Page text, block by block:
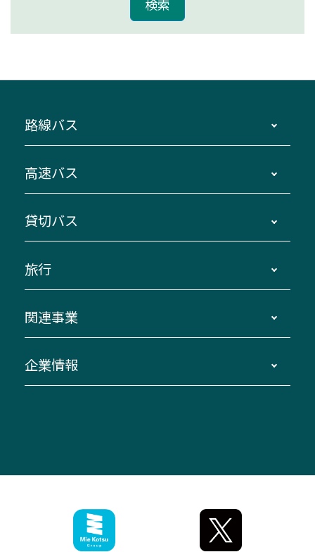
路線バス
主要停留所案内図・時刻表
路線バスのご利用方法
三重交通接近情報バスロケーションシステム
ダイヤ改正情報
迂回・休止について
臨時バスについて
伊勢二見鳥羽周遊バスCANばす
「みえブルーライン」（三重大学病院直通バ
神都ライナー
ミジュマルのラッピングバス（鈴鹿管内）
参宮バス
高速バス
南紀・VISON～横浜・東京・埼玉
伊賀～名古屋
南紀～VISON～名古屋
湯の山温泉～名古屋
桑名・長島温泉・金城ふ頭駅～中部国際空港
（休止中）
お客様駐車場のご案内
アイコンの説明
インターネット予約
貸切バス
貸切バスのご利用について
お問い合わせ
旅行
貸切バス団体旅行
美し国周遊ばす
関連事業
自家用自動車車両運行管理
ザ・バスコレクション三重交通バスセット
三重交通公式グッズ
企業情報
ファンコーナー
お問い合わせ